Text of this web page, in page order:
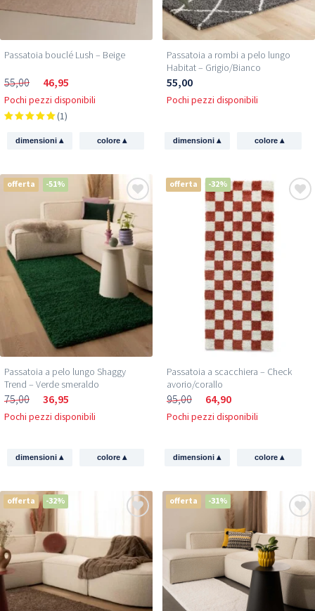
Passatoia bouclé Lush – Beige
55,00 46,95
Pochi pezzi disponibili
(1)
dimensioni▴ colore ▴
Passatoia a rombi a pelo lungo
Habitat – Grigio/Bianco
55,00
Pochi pezzi disponibili
dimensioni▴ colore ▴
offerta -51%
Passatoia a pelo lungo Shaggy
Trend – Verde smeraldo
75,00 36,95
Pochi pezzi disponibili
dimensioni▴ colore ▴
offerta -32%
Passatoia a scacchiera – Check
avorio/corallo
95,00 64,90
Pochi pezzi disponibili
dimensioni▴ colore ▴
offerta -32% offerta -31%